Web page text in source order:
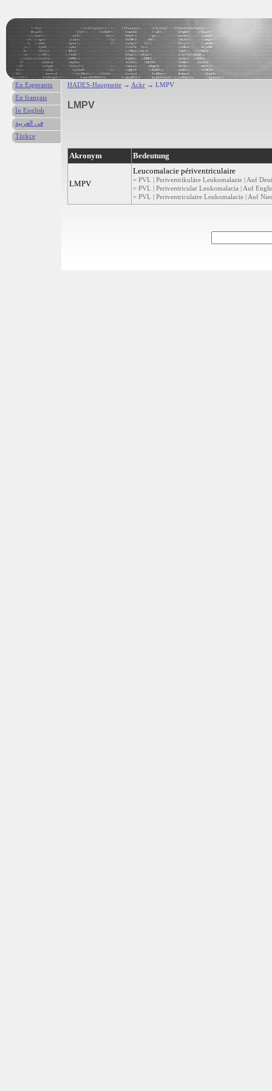
HADES-Hauptseite → Ackr → LMPV
LMPV
Akronym Bedeutung
LMPV
Leucomalacie périventriculaire
= PVL | Periventrikuläre Leukomalazie | Auf
= PVL | Periventricular Leukomalacia | Auf
= PVL | Periventriculaire Leukomalacie | Auf
En Esperanto
En français
In English
في العربية
Türkce